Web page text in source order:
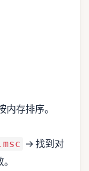
存排序。
→ 找到对